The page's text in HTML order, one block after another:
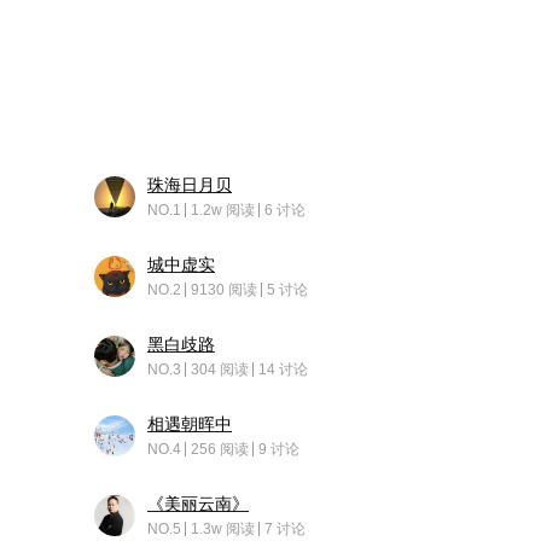
珠海日月贝
NO.1 1.2w 阅读 6 讨论
城中虚实
NO.2 9130 阅读 5 讨论
黑白歧路
NO.3 304 阅读 14 讨论
相遇朝晖中
NO.4 256 阅读 9 讨论
《美丽云南》
NO.5 1.3w 阅读 7 讨论